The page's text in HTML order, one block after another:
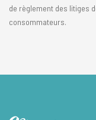
de règlement des litiges
consommateurs.